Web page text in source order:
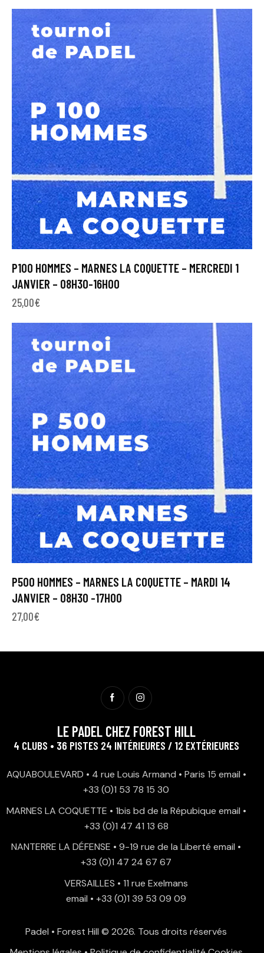
P100 HOMMES – MARNES LA COQUETTE – MERCREDI 1
JANVIER – 08H30-16H00
25,00€
P500 HOMMES – MARNES LA COQUETTE – MARDI 14
JANVIER – 08H30 -17H00
27,00€
LE PADEL CHEZ FOREST HILL
4 CLUBS • 36 PISTES 24 INTÉRIEURES / 12 EXTÉRIEURES
AQUABOULEVARD • 4 rue Louis Armand • Paris 15 email •
+33 (0)1 53 78 15 30
MARNES LA COQUETTE • 1bis bd de la Répubique email •
+33 (0)1 47 41 13 68
NANTERRE LA DÉFENSE • 9-19 rue de la Liberté email •
+33 (0)1 47 24 67 67
VERSAILLES • 11 rue Exelmans
email • +33 (0)1 39 53 09 09
Padel • Forest Hill © 2026. Tous droits réservés